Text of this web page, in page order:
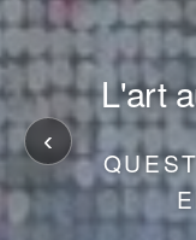
‹
L'art